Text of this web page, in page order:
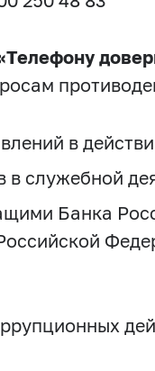
в
в служебной
Банка